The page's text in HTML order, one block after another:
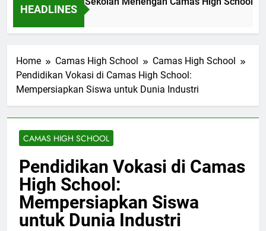
HEADLINES
Home Camas High School
Camas High School
Pendidikan Vokasi di Camas High School:
Mempersiapkan Siswa untuk Dunia Industri
CAMAS HIGH SCHOOL
Pendidikan Vokasi di Camas
High School:
Mempersiapkan Siswa
untuk Dunia Industri